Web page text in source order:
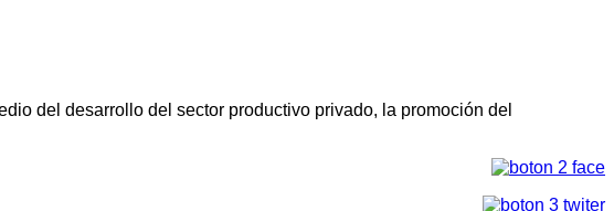
del desarrollo del sector productivo privado, la promoción del